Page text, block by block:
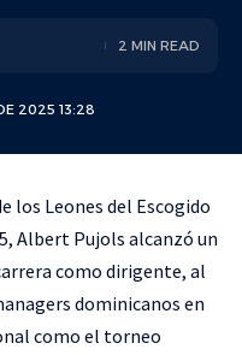
2025 13:28
2 MIN READ
los Leones del Escogido
Albert Pujols alcanzó un
como dirigente, al
dominicanos en
como el torneo